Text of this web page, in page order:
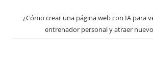
¿Cómo crear una página web con IA para
entrenador personal y atraer